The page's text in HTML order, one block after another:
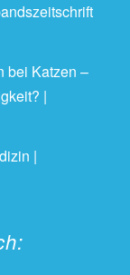
bei Katzen –
|
|